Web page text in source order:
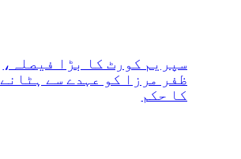
سپریم کورٹ کا بڑا فیصلہ،
ظفر مرزا کو عہدے سے ہٹانے
کا حکم